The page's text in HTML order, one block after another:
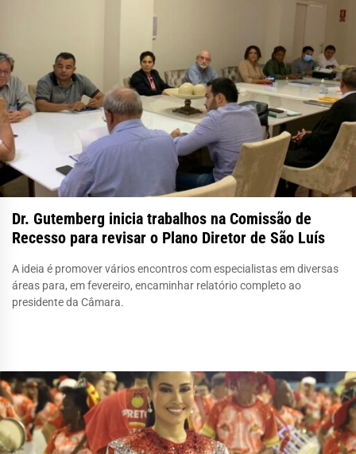
Dr. Gutemberg inicia trabalhos na Comissão de
Recesso para revisar o Plano Diretor de São Luís
A ideia é promover vários encontros com especialistas em diversas
áreas para, em fevereiro, encaminhar relatório completo ao
presidente da Câmara.